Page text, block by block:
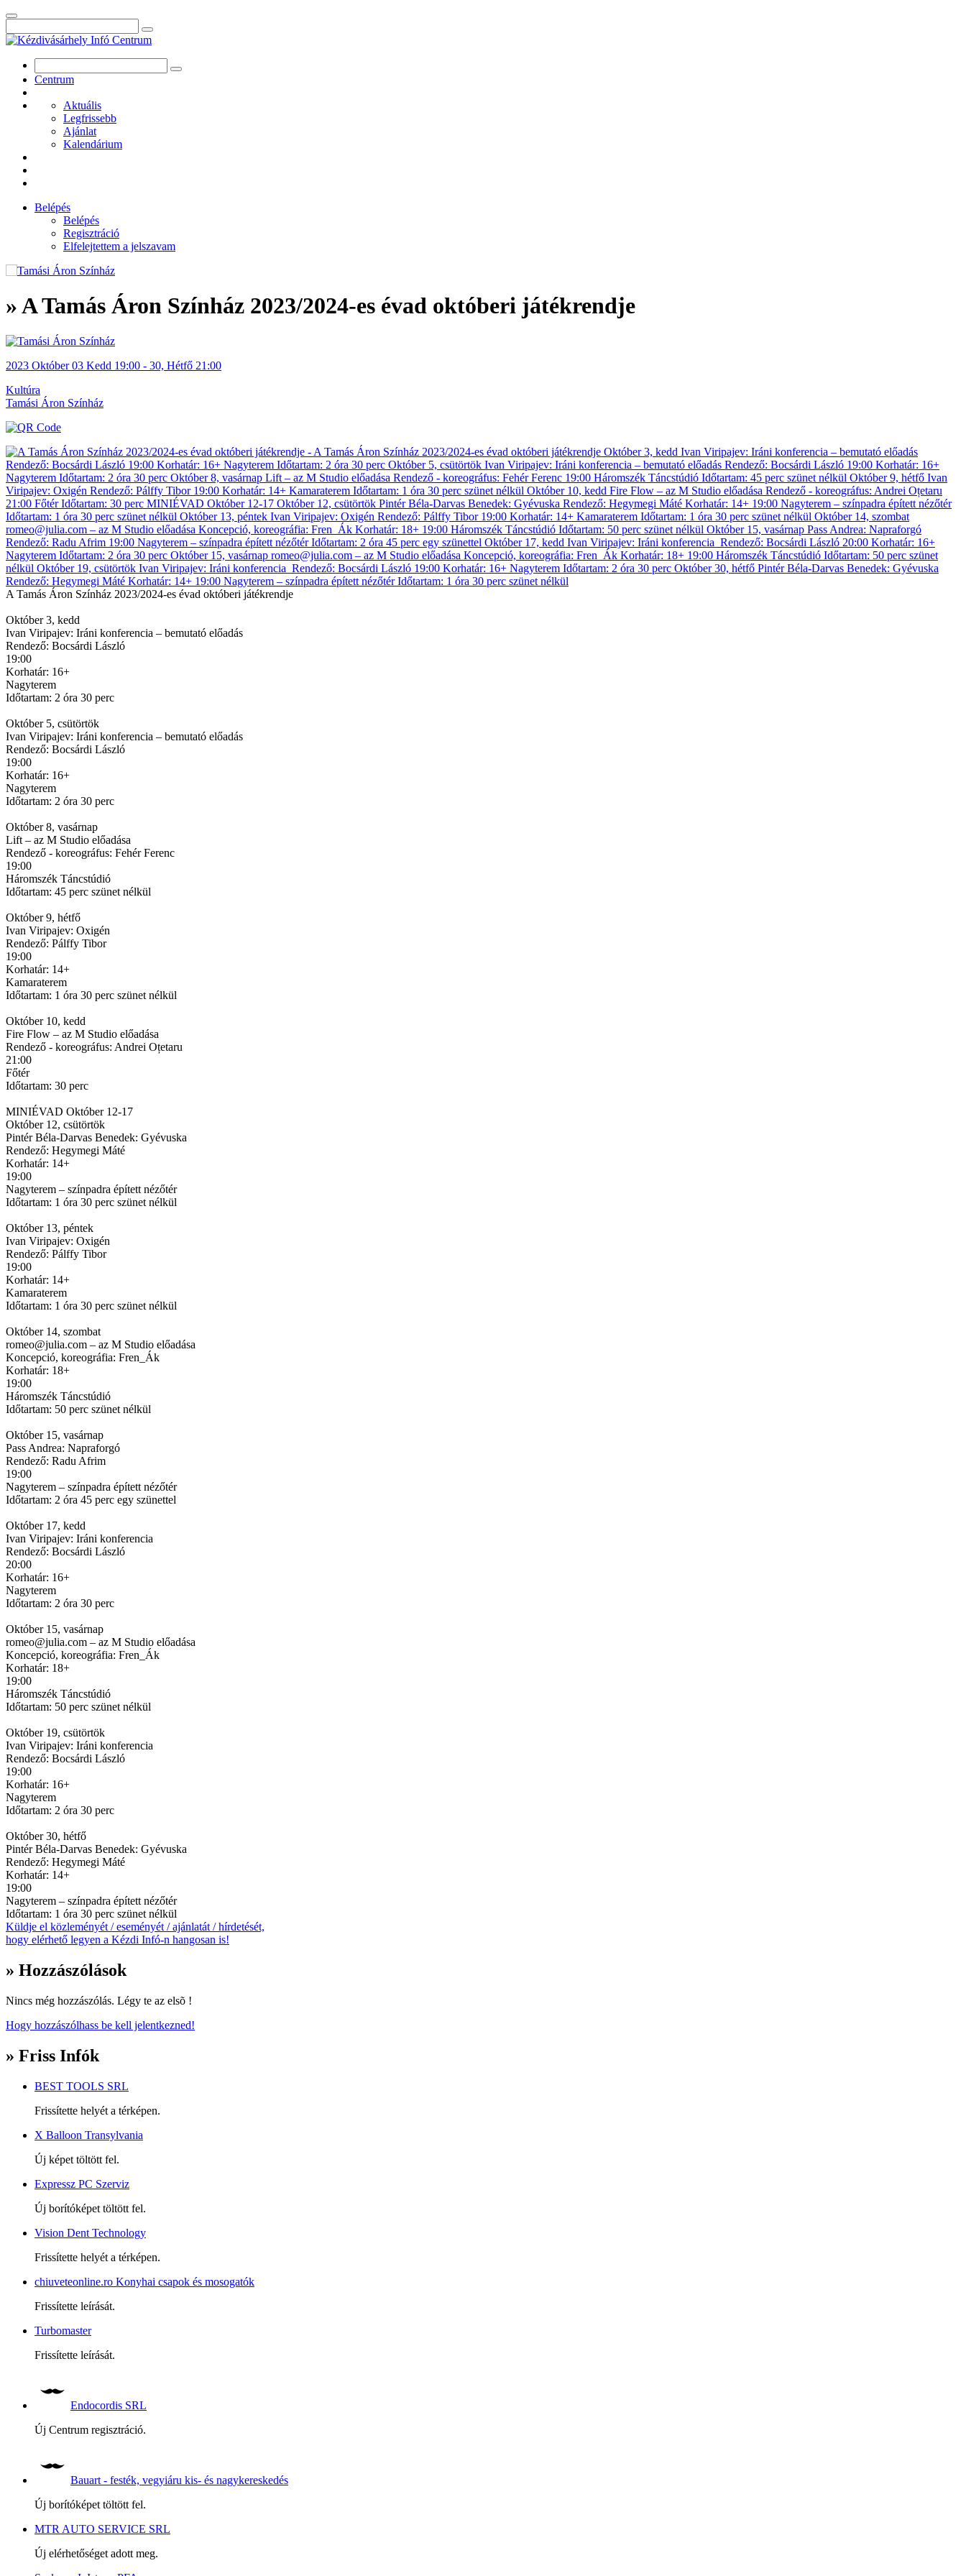
Centrum
Aktuális
Legfrissebb
Ajánlat
Kalendárium
Belépés
Belépés
Regisztráció
Elfelejtettem a jelszavam
» A Tamás Áron Színház 2023/2024-es évad októberi játékrendje
2023 Október 03 Kedd 19:00 - 30, Hétfő 21:00
Kultúra
Tamási Áron Színház
A Tamás Áron Színház 2023/2024-es évad októberi játékrendje
Október 3, kedd
Ivan Viripajev: Iráni konferencia – bemutató előadás
Rendező: Bocsárdi László
19:00
Korhatár: 16+
Nagyterem
Időtartam: 2 óra 30 perc
Október 5, csütörtök
Ivan Viripajev: Iráni konferencia – bemutató előadás
Rendező: Bocsárdi László
19:00
Korhatár: 16+
Nagyterem
Időtartam: 2 óra 30 perc
Október 8, vasárnap
Lift – az M Studio előadása
Rendező - koreográfus: Fehér Ferenc
19:00
Háromszék Táncstúdió
Időtartam: 45 perc szünet nélkül
Október 9, hétfő
Ivan Viripajev: Oxigén
Rendező: Pálffy Tibor
19:00
Korhatár: 14+
Kamaraterem
Időtartam: 1 óra 30 perc szünet nélkül
Október 10, kedd
Fire Flow – az M Studio előadása
Rendező - koreográfus: Andrei Oțetaru
21:00
Főtér
Időtartam: 30 perc
MINIÉVAD Október 12-17
Október 12, csütörtök
Pintér Béla-Darvas Benedek: Gyévuska
Rendező: Hegymegi Máté
Korhatár: 14+
19:00
Nagyterem – színpadra épített nézőtér
Időtartam: 1 óra 30 perc szünet nélkül
Október 13, péntek
Ivan Viripajev: Oxigén
Rendező: Pálffy Tibor
19:00
Korhatár: 14+
Kamaraterem
Időtartam: 1 óra 30 perc szünet nélkül
Október 14, szombat
romeo@julia.com – az M Studio előadása
Koncepció, koreográfia: Fren_Ák
Korhatár: 18+
19:00
Háromszék Táncstúdió
Időtartam: 50 perc szünet nélkül
Október 15, vasárnap
Pass Andrea: Napraforgó
Rendező: Radu Afrim
19:00
Nagyterem – színpadra épített nézőtér
Időtartam: 2 óra 45 perc egy szünettel
Október 17, kedd
Ivan Viripajev: Iráni konferencia
Rendező: Bocsárdi László
20:00
Korhatár: 16+
Nagyterem
Időtartam: 2 óra 30 perc
Október 15, vasárnap
romeo@julia.com – az M Studio előadása
Koncepció, koreográfia: Fren_Ák
Korhatár: 18+
19:00
Háromszék Táncstúdió
Időtartam: 50 perc szünet nélkül
Október 19, csütörtök
Ivan Viripajev: Iráni konferencia
Rendező: Bocsárdi László
19:00
Korhatár: 16+
Nagyterem
Időtartam: 2 óra 30 perc
Október 30, hétfő
Pintér Béla-Darvas Benedek: Gyévuska
Rendező: Hegymegi Máté
Korhatár: 14+
19:00
Nagyterem – színpadra épített nézőtér
Időtartam: 1 óra 30 perc szünet nélkül
Küldje el közleményét / eseményét / ajánlatát / hírdetését,
hogy elérhető legyen a Kézdi Infó-n hangosan is!
» Hozzászólások
Nincs még hozzászólás. Légy te az elsõ !
Hogy hozzászólhass be kell jelentkezned!
» Friss Infók
BEST TOOLS SRL
Frissítette helyét a térképen.
X Balloon Transylvania
Új képet töltött fel.
Expressz PC Szerviz
Új borítóképet töltött fel.
Vision Dent Technology
Frissítette helyét a térképen.
chiuveteonline.ro Konyhai csapok és mosogatók
Frissítette leírását.
Turbomaster
Frissítette leírását.
Endocordis SRL
Új Centrum regisztráció.
Bauart - festék, vegyiáru kis- és nagykereskedés
Új borítóképet töltött fel.
MTR AUTO SERVICE SRL
Új elérhetőséget adott meg.